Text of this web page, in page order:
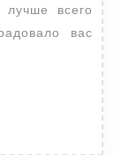
лучше всего
вас